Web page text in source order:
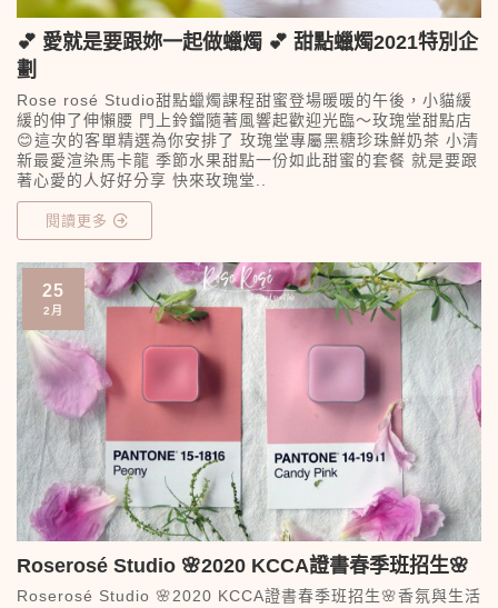
💕 愛就是要跟妳一起做蠟燭 💕 甜點蠟燭2021特別企
劃
Rose rosé Studio甜點蠟燭課程甜蜜登場暖暖的午後，小貓緩
緩的伸了伸懶腰 門上鈴鐺隨著風響起歡迎光臨～玫瑰堂甜點店
😊這次的客單精選為你安排了 玫瑰堂專屬黑糖珍珠鮮奶茶 小清
新最愛渲染馬卡龍 季節水果甜點一份如此甜蜜的套餐 就是要跟
著心愛的人好好分享 快來玫瑰堂..
閱讀更多
25
2月
Roserosé Studio 🌸2020 KCCA證書春季班招生🌸
Roserosé Studio 🌸2020 KCCA證書春季班招生🌸香氛與生活